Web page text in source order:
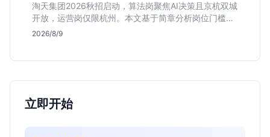
淘天集团2026秋招启动，算法岗聚焦AI决策且京杭双城
开放，运营岗仅限杭州。本文基于简章分析岗位门槛、
薪资行情及适合人群，帮应届生判断是否值得投递。
2026/8/9
立即开始